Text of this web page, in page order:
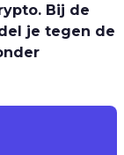
Bij de
je tegen de